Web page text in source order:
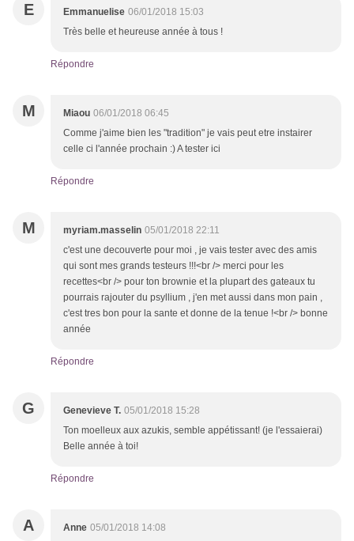
E Emmanuelise 06/01/2018 15:03
Très belle et heureuse année à tous !
Répondre
M Miaou 06/01/2018 06:45
Comme j'aime bien les "tradition" je vais peut etre instairer
celle ci l'année prochain :) A tester ici
Répondre
M myriam.masselin 05/01/2018 22:11
c'est une decouverte pour moi , je vais tester avec des amis
qui sont mes grands testeurs !!!<br /> merci pour les
recettes<br /> pour ton brownie et la plupart des gateaux tu
pourrais rajouter du psyllium , j'en met aussi dans mon pain ,
c'est tres bon pour la sante et donne de la tenue !<br /> bonne
année
Répondre
G Genevieve T. 05/01/2018 15:28
Ton moelleux aux azukis, semble appétissant! (je l'essaierai)
Belle année à toi!
Répondre
A Anne 05/01/2018 14:08